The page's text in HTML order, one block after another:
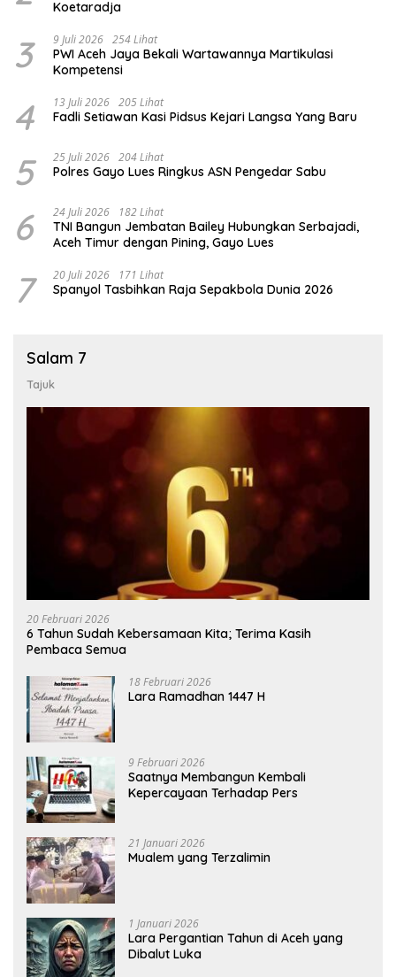
Koetaradja
3 9 Juli 2026 254 Lihat
PWI Aceh Jaya Bekali Wartawannya Martikulasi
Kompetensi
4 13 Juli 2026 205 Lihat
Fadli Setiawan Kasi Pidsus Kejari Langsa Yang Baru
5 25 Juli 2026 204 Lihat
Polres Gayo Lues Ringkus ASN Pengedar Sabu
6 24 Juli 2026 182 Lihat
TNI Bangun Jembatan Bailey Hubungkan Serbajadi,
Aceh Timur dengan Pining, Gayo Lues
7 20 Juli 2026 171 Lihat
Spanyol Tasbihkan Raja Sepakbola Dunia 2026
Salam 7
Tajuk
20 Februari 2026
6 Tahun Sudah Kebersamaan Kita; Terima Kasih
Pembaca Semua
18 Februari 2026
Lara Ramadhan 1447 H
9 Februari 2026
Saatnya Membangun Kembali
Kepercayaan Terhadap Pers
21 Januari 2026
Mualem yang Terzalimin
1 Januari 2026
Lara Pergantian Tahun di Aceh yang
Dibalut Luka